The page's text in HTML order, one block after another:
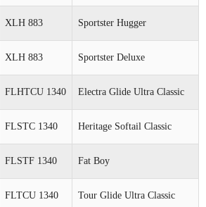
XLH 883 Sportster Hugger
XLH 883 Sportster Deluxe
FLHTCU 1340 Electra Glide Ultra Classic
FLSTC 1340 Heritage Softail Classic
FLSTF 1340 Fat Boy
FLTCU 1340 Tour Glide Ultra Classic